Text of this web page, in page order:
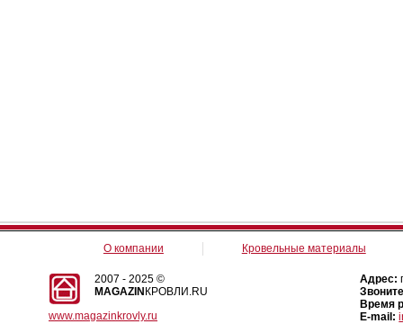
О компании Кровельные материалы
2007 - 2025 ©
MAGAZIN КРОВЛИ.RU
www.magazinkrovly.ru
Адрес:
Время
E-mail: